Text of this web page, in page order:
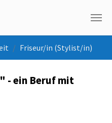
Friseur/in (Stylist/in)
- ein Beruf mit